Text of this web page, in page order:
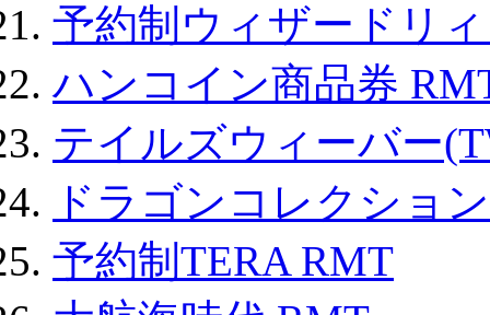
予約制ウィザードリ
ハンコイン商品券
テイルズウィーバー
ドラゴンコレクショ
予約制TERA RMT